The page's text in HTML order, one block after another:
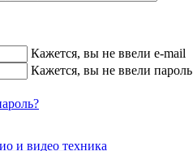
Кажется, вы не ввели e-mail
Кажется, вы не ввели пароль
и видео техника